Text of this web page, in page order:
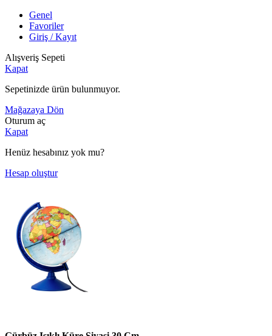
Genel
Favoriler
Giriş / Kayıt
Alışveriş Sepeti
Kapat
Sepetinizde ürün bulunmuyor.
Mağazaya Dön
Oturum aç
Kapat
Henüz hesabınız yok mu?
Hesap oluştur